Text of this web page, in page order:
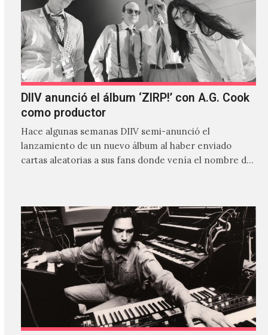
DIIV anunció el álbum ‘ZIRP!’ con A.G. Cook
como productor
Hace algunas semanas DIIV semi-anunció el
lanzamiento de un nuevo álbum al haber enviado
cartas aleatorias a sus fans donde venía el nombre de